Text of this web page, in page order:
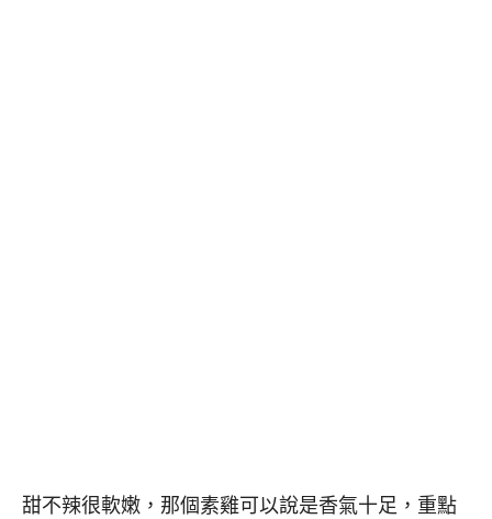
甜不辣很軟嫩，那個素雞可以說是香氣十足，重點